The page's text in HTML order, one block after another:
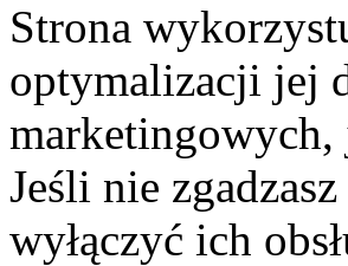
Strona
optymalizacji jej
marketingowych,
Jeśli nie
wyłączyć ich